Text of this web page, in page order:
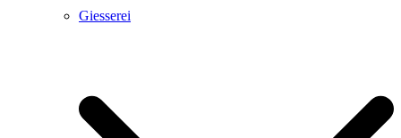
Giesserei